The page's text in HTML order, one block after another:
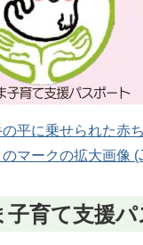
平に乗せられた赤
マークの拡大画像
子育て支援